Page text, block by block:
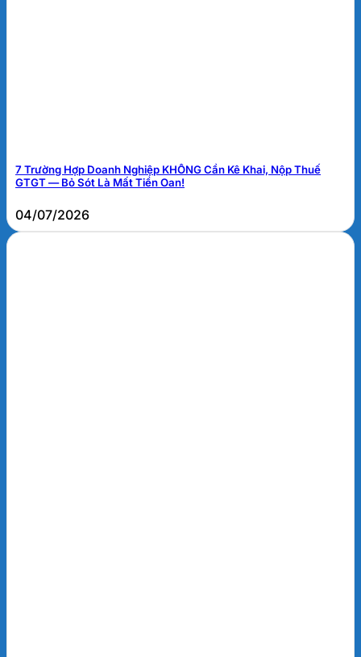
7 Trường Hợp Doanh Nghiệp KHÔNG Cần Kê Khai, Nộp Thuế
GTGT — Bỏ Sót Là Mất Tiền Oan!
04/07/2026